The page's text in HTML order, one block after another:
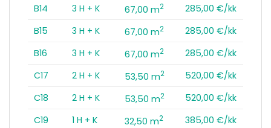
B14
3 H + K 67,00 m2
285,00 €/kk
B15
3 H + K 67,00 m2
285,00 €/kk
B16
3 H + K 67,00 m2
285,00 €/kk
C17
2 H + K 53,50 m2
520,00 €/kk
C18
2 H + K 53,50 m2
520,00 €/kk
C19
1 H + K 32,50 m2
385,00 €/kk